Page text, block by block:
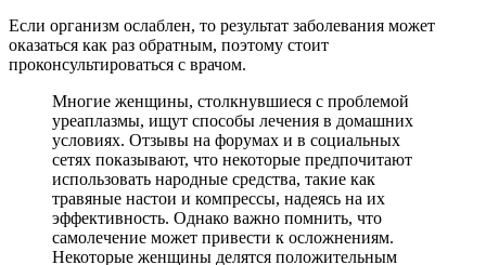
Если организм ослаблен, то результат заболевания может
оказаться как раз обратным, поэтому стоит
проконсультироваться с врачом.
Многие женщины, столкнувшиеся с проблемой
уреаплазмы, ищут способы лечения в домашних
условиях. Отзывы на форумах и в социальных
сетях показывают, что некоторые предпочитают
использовать народные средства, такие как
травяные настои и компрессы, надеясь на их
эффективность. Однако важно помнить, что
самолечение может привести к осложнениям.
Некоторые женщины делятся положительным